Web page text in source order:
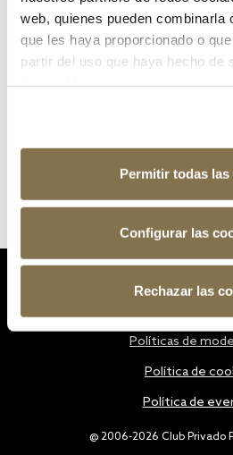
web, quienes pueden combinarla
que les haya proporcionado o
partir del uso que haya hecho de
Permitir todas las
Configurar las
Rechazar las
@ 2006-2026 Club Privado
Políticas de
Política de
Política de